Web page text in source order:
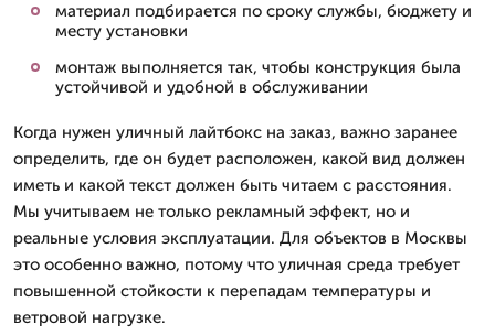
материал подбирается по сроку службы, бюджету и
месту установки
монтаж выполняется так, чтобы конструкция была
устойчивой и удобной в обслуживании
Когда нужен уличный лайтбокс на заказ, важно заранее
определить, где он будет расположен, какой вид должен
иметь и какой текст должен быть читаем с расстояния.
Мы учитываем не только рекламный эффект, но и
реальные условия эксплуатации. Для объектов в Москвы
это особенно важно, потому что уличная среда требует
повышенной стойкости к перепадам температуры и
ветровой нагрузке.